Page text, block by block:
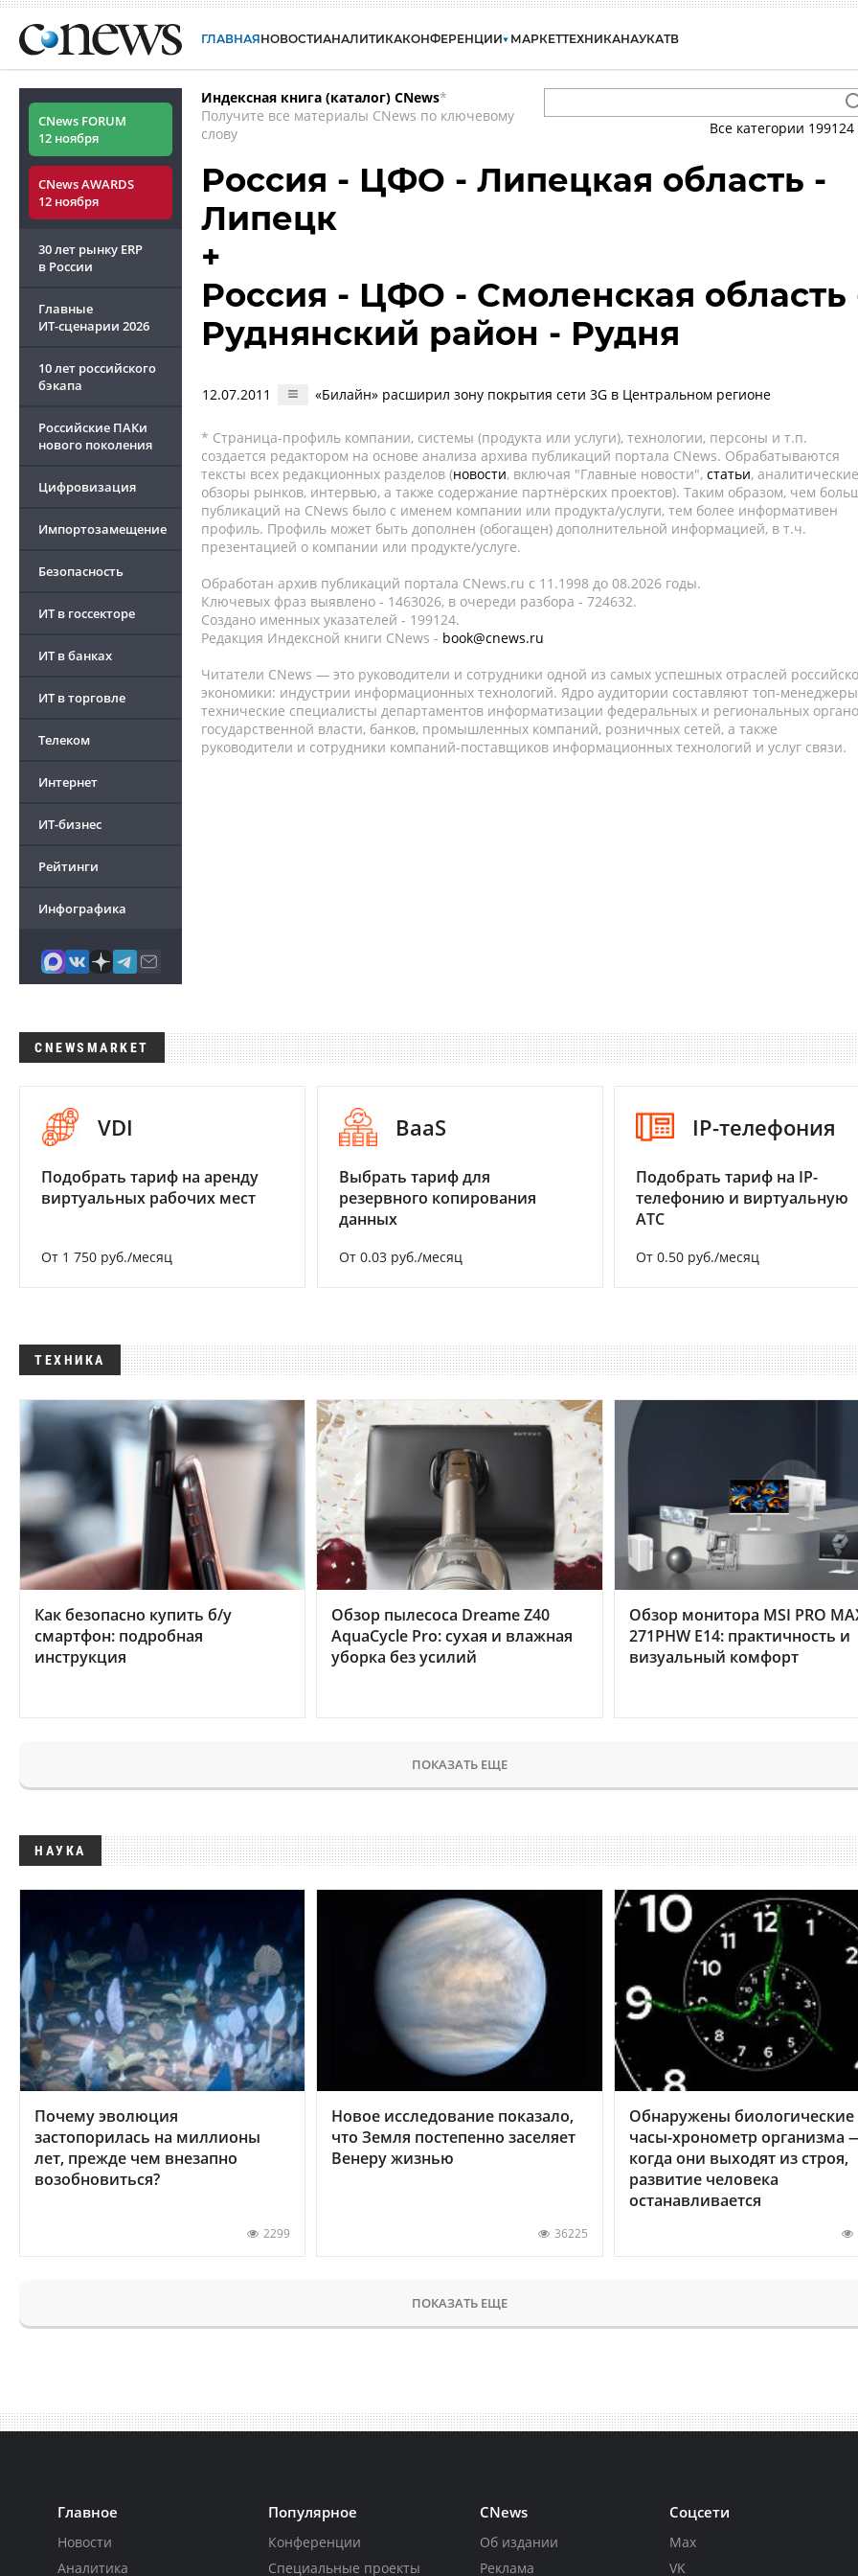
ГЛАВНАЯНОВОСТИАНАЛИТИКАКОНФЕРЕНЦИИ МАРКЕТТЕХНИКАНАУКАТВ
CNews FORUM
12 ноября
CNews AWARDS
12 ноября
30 лет рынку ERP
в России
Главные
ИТ-сценарии 2026
10 лет российского
бэкапа
Российские ПАКи
нового поколения
Цифровизация
Импортозамещение
Безопасность
ИТ в госсекторе
ИТ в банках
ИТ в торговле
Телеком
Интернет
ИТ-бизнес
Рейтинги
Инфографика
Индексная книга (каталог) CNews*
Получите все материалы CNews по ключевому
слову
Все категории 199124
Россия - ЦФО - Липецкая область -
Липецк
+
Россия - ЦФО - Смоленская область
Руднянский район - Рудня
12.07.2011 «Билайн» расширил зону покрытия сети 3G в Центральном регионе
* Страница-профиль компании, системы (продукта или услуги), технологии, персоны и т.п.
создается редактором на основе анализа архива публикаций портала CNews. Обрабатываются
тексты всех редакционных разделов (новости, включая "Главные новости", статьи, аналитические
обзоры рынков, интервью, а также содержание партнёрских проектов). Таким образом, чем
публикаций на CNews было с именем компании или продукта/услуги, тем более информативен
профиль. Профиль может быть дополнен (обогащен) дополнительной информацией, в т.ч.
презентацией о компании или продукте/услуге.
Обработан архив публикаций портала CNews.ru c 11.1998 до 08.2026 годы.
Ключевых фраз выявлено - 1463026, в очереди разбора - 724632.
Создано именных указателей - 199124.
Редакция Индексной книги CNews - book@cnews.ru
Читатели CNews — это руководители и сотрудники одной из самых успешных отраслей
экономики: индустрии информационных технологий. Ядро аудитории составляют топ-
технические специалисты департаментов информатизации федеральных и региональных
государственной власти, банков, промышленных компаний, розничных сетей, а также
руководители и сотрудники компаний-поставщиков информационных технологий и услуг связи.
CNEWSMARKET
VDI
Подобрать тариф на аренду
виртуальных рабочих мест
От 1 750 руб./месяц
BaaS
Выбрать тариф для
резервного копирования
данных
От 0.03 руб./месяц
IP-телефония
Подобрать тариф на IP-
телефонию и виртуальную
АТС
От 0.50 руб./месяц
ТЕХНИКА
Как безопасно купить б/у
смартфон: подробная
инструкция
Обзор пылесоса Dreame Z40
AquaCycle Pro: сухая и влажная
уборка без усилий
Обзор монитора MSI PRO
271PHW E14: практичность и
визуальный комфорт
ПОКАЗАТЬ ЕЩЕ
НАУКА
Почему эволюция
застопорилась на миллионы
лет, прежде чем внезапно
возобновиться?
2299
Новое исследование показало,
что Земля постепенно заселяет
Венеру жизнью
36225
Обнаружены биологические
часы-хронометр организма
когда они выходят из строя,
развитие человека
останавливается
ПОКАЗАТЬ ЕЩЕ
Главное
Новости
Аналитика
Популярное
Конференции
Специальные проекты
CNews
Об издании
Реклама
Соцсети
Max
VK